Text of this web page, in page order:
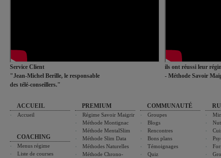
Service Client
"Jean-Michel Berille, le responsable
des télé-conseillers."
ils ont réussi leur
- Méthode Savoir
ACCUEIL
Accueil
COACHING
Menus régime
Liste de courses
PREMIUM
Régime Savoir Maigrir
Méthode Montignac
Méthode MentalSlim
Méthode Slim Data
Méthodes Naturelles
Méthode Chrono-
COMMUNAUTÉ
Groupes
Blogs
Rencontres
Bons plans
Témoignages
Quiz